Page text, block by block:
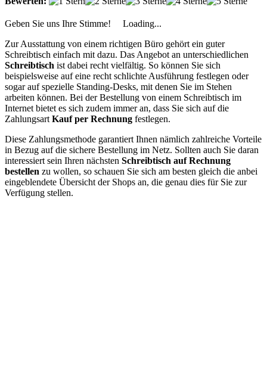
Geben Sie uns Ihre Stimme!
Loading...
Zur Ausstattung von einem richtigen Büro gehört ein guter
Schreibtisch einfach mit dazu. Das Angebot an unterschiedlichen
Schreibtisch ist dabei recht vielfältig. So können Sie sich
beispielsweise auf eine recht schlichte Ausführung festlegen oder
sogar auf spezielle Standing-Desks, mit denen Sie im Stehen
arbeiten können. Bei der Bestellung von einem Schreibtisch im
Internet bietet es sich zudem immer an, dass Sie sich auf die
Zahlungsart Kauf per Rechnung festlegen.
Diese Zahlungsmethode garantiert Ihnen nämlich zahlreiche Vorteile
in Bezug auf die sichere Bestellung im Netz. Sollten auch Sie daran
interessiert sein Ihren nächsten Schreibtisch auf Rechnung
bestellen zu wollen, so schauen Sie sich am besten gleich die anbei
eingeblendete Übersicht der Shops an, die genau dies für Sie zur
Verfügung stellen.